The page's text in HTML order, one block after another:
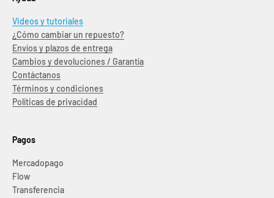
Videos y tutoriales
¿Cómo cambiar un repuesto?
Envíos y plazos de entrega
Cambios y devoluciones / Garantía
Contáctanos
Términos y condiciones
Políticas de privacidad
Pagos
Mercadopago
Flow
Transferencia